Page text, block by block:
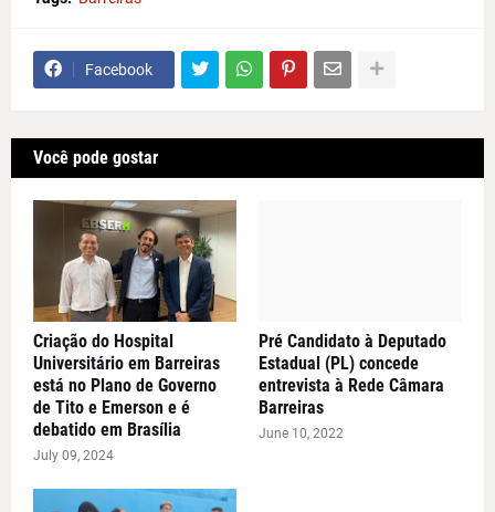
Facebook
Você pode gostar
Criação do Hospital
Universitário em Barreiras
está no Plano de Governo
de Tito e Emerson e é
debatido em Brasília
July 09, 2024
Pré Candidato à Deputado
Estadual (PL) concede
entrevista à Rede Câmara
Barreiras
June 10, 2022